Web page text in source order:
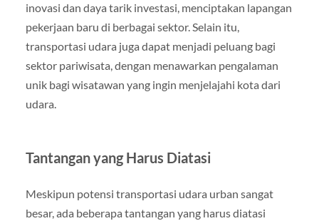
inovasi dan daya tarik investasi, menciptakan lapangan
pekerjaan baru di berbagai sektor. Selain itu,
transportasi udara juga dapat menjadi peluang bagi
sektor pariwisata, dengan menawarkan pengalaman
unik bagi wisatawan yang ingin menjelajahi kota dari
udara.
Tantangan yang Harus Diatasi
Meskipun potensi transportasi udara urban sangat
besar, ada beberapa tantangan yang harus diatasi